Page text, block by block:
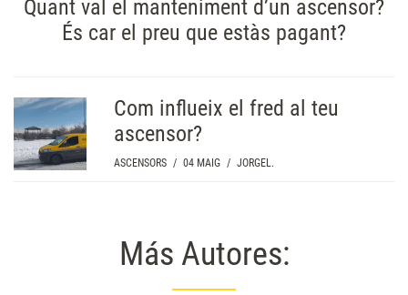
Quant val el manteniment d’un ascensor?
És car el preu que estàs pagant?
Com influeix el fred al teu
ascensor?
ASCENSORS / 04 MAIG / JORGEL.
Más Autores: